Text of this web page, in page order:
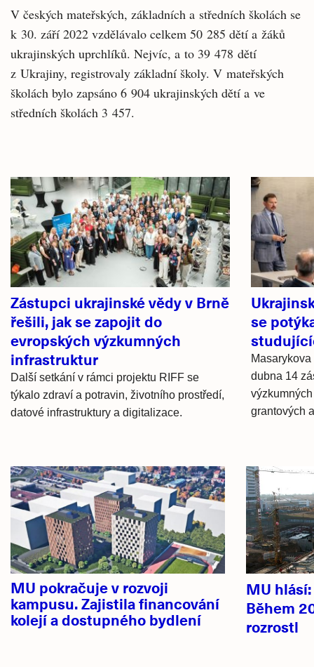
V českých mateřských, základních a středních školách se
k 30. září 2022 vzdělávalo celkem 50 285 dětí a žáků
ukrajinských uprchlíků. Nejvíc, a to 39 478 dětí
z Ukrajiny, registrovaly základní školy. V mateřských
školách bylo zapsáno 6 904 ukrajinských dětí a ve
středních školách 3 457.
Související
články
Zástupci ukrajinské vědy v Brně
řešili, jak se zapojit do
evropských výzkumných
infrastruktur
Další setkání v rámci projektu RIFF se
týkalo zdraví a potravin, životního prostředí,
datové infrastruktury a digitalizace.
se
dubna 14
grantových
Hlavní
novinky
MU pokračuje v rozvoji
kampusu. Zajistila financování
kolejí a dostupného bydlení
MU
Během
rozrostl